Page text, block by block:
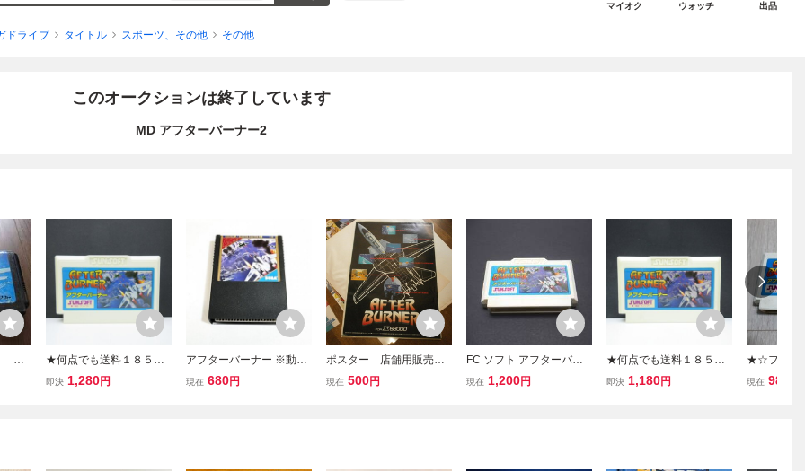
マイオク ウォッチ 出品
ドライブ タイトル スポーツ、その他 その他
このオークションは終了しています
MD アフターバーナー2
メ
★何点でも送料１８５円
★ アフターバーナー ファ
即決 1,280円
アフターバーナー ※動作
確認済・清掃済 ４本まで
現在 680円
ポスター 店舗用販売促
進ポスターB1サイズ X6
現在 500円
FC ソフト アフターバー
ナー
現在 1,200円
★何点でも送料１８５円
★ アフターバーナー ファ
即決 1,180円
★☆ファミ
アフター
現在 980